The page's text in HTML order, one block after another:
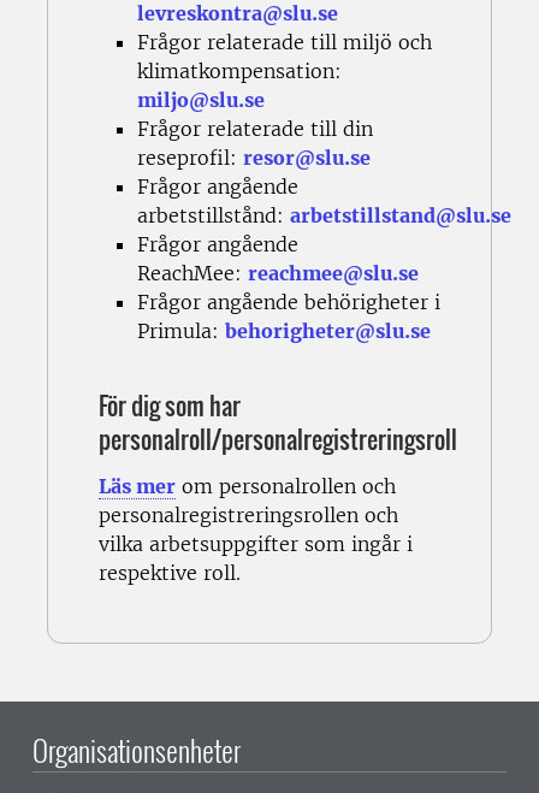
levreskontra@slu.se
Frågor relaterade till miljö och
klimatkompensation:
miljo@slu.se
Frågor relaterade till din
reseprofil: resor@slu.se
Frågor angående
arbetstillstånd: arbetstillstand@slu.se
Frågor angående
ReachMee: reachmee@slu.se
Frågor angående behörigheter i
Primula: behorigheter@slu.se
För dig som har
personalroll/personalregistreringsroll
Läs mer om personalrollen och
personalregistreringsrollen och
vilka arbetsuppgifter som ingår i
respektive roll.
Organisationsenheter